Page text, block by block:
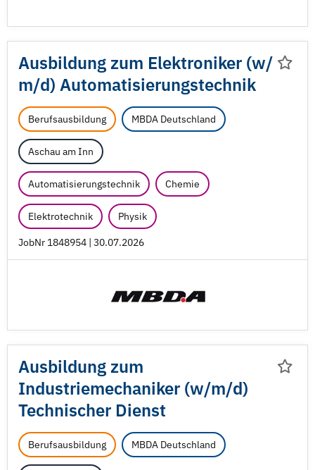
Ausbildung zum Elektroniker (w/
m/d) Automatisierungstechnik
Berufsausbildung MBDA Deutschland
Aschau am Inn
Automatisierungstechnik Chemie
Elektrotechnik Physik
JobNr 1848954 | 30.07.2026
Ausbildung zum
Industriemechaniker (w/m/d)
Technischer Dienst
Berufsausbildung MBDA Deutschland